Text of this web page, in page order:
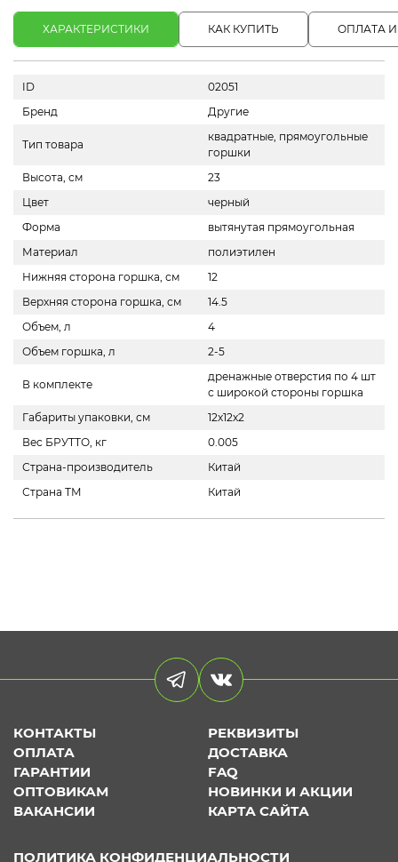
ХАРАКТЕРИСТИКИ КАК КУПИТЬ ОПЛАТА
ID
02051
Бренд
Другие
Тип товара
квадратные, прямоугольные
горшки
Высота, см
23
Цвет
черный
Форма
вытянутая прямоугольная
Материал
полиэтилен
Нижняя сторона горшка, см
12
Верхняя сторона горшка, см
14.5
Объем, л
4
Объем горшка, л
2-5
В комплекте
дренажные отверстия по 4 шт
с широкой стороны горшка
Габариты упаковки, см
12х12х2
Вес БРУТТО, кг
0.005
Страна-производитель
Китай
Страна ТМ
Китай
КОНТАКТЫ
РЕКВИЗИТЫ
ОПЛАТА
ДОСТАВКА
ГАРАНТИИ
FAQ
ОПТОВИКАМ
НОВИНКИ И АКЦИИ
ВАКАНСИИ
КАРТА САЙТА
ПОЛИТИКА КОНФИДЕНЦИАЛЬНОСТИ